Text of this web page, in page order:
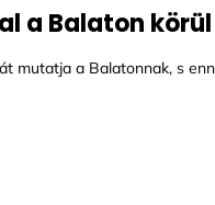
a Balaton körül
mutatja a Balatonnak, s